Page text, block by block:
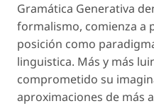
Gramática Generativa
formalismo, comienza a
posición como
linguistica. Más y más
comprometido su
aproximaciones de más